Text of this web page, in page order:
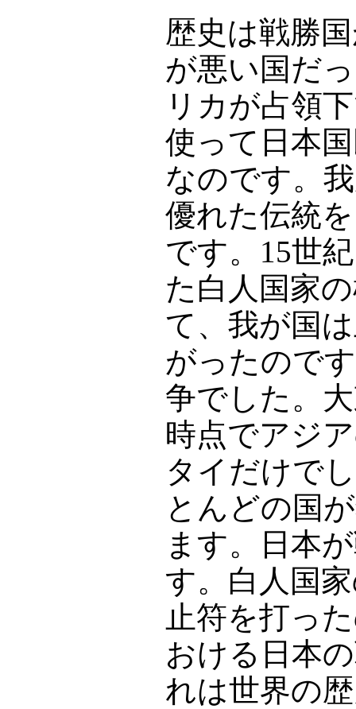
歴史は戦勝
が悪い国だ
リカが占領
使って日本
なのです。
優れた伝統
です。15世
た白人国家
て、我が国
がったので
争でした。
時点でアジ
タイだけで
とんどの国
ます。日本
す。白人国
止符を打っ
おける日本
れは世界の